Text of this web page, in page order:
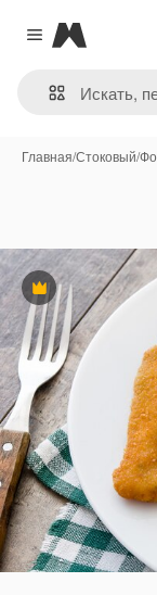
Close menu
Magnific
Главная/Стоковый/
Премиум